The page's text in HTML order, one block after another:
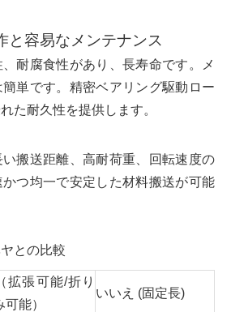
と容易なメンテナンス
耐腐食性があり、長寿命です。メ
単です。精密ベアリング駆動ロー
た耐久性を提供します。
搬送距離、高耐荷重、回転速度の
つ均一で安定した材料搬送が可能
との比較
拡張可能/折り
能）
いいえ (固定長)